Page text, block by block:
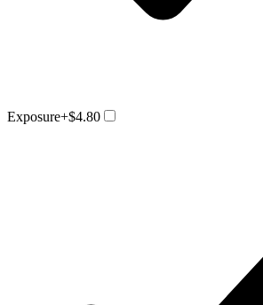
Exposure+$4.80